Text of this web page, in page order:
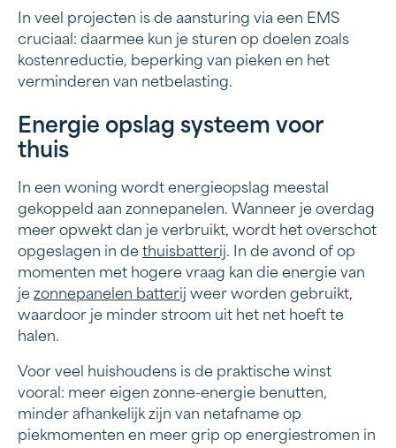
In veel projecten is de aansturing via een EMS
cruciaal: daarmee kun je sturen op doelen zoals
kostenreductie, beperking van pieken en het
verminderen van netbelasting.
Energie opslag systeem voor
thuis
In een woning wordt energieopslag meestal
gekoppeld aan zonnepanelen. Wanneer je overdag
meer opwekt dan je verbruikt, wordt het overschot
opgeslagen in de thuisbatterij. In de avond of op
momenten met hogere vraag kan die energie van
je zonnepanelen batterij weer worden gebruikt,
waardoor je minder stroom uit het net hoeft te
halen.
Voor veel huishoudens is de praktische winst
vooral: meer eigen zonne-energie benutten,
minder afhankelijk zijn van netafname op
piekmomenten en meer grip op energiestromen in